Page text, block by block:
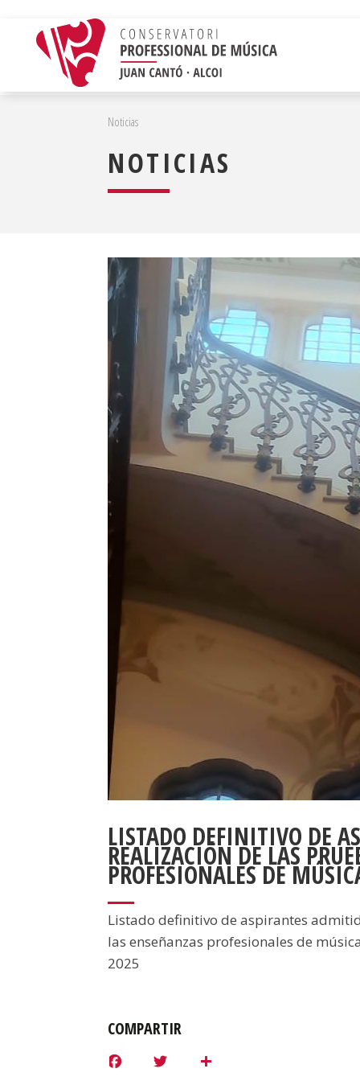
Noticias
NOTICIAS
LISTADO DEFINITIVO DE
REALIZACIÓN DE LAS
PROFESIONALES DE
Listado definitivo de aspirantes
las enseñanzas profesionales de
2025
COMPARTIR